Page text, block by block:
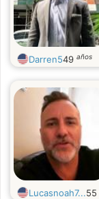
Darren549 años
Lucasnoah7...55